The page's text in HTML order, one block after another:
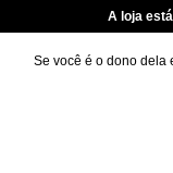
A loja
Se você é o dono dela